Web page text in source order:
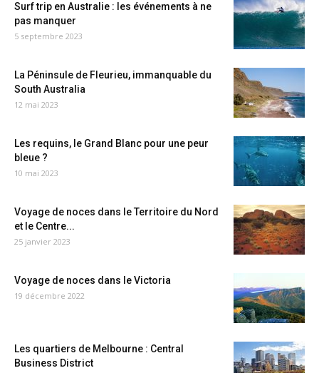
Surf trip en Australie : les événements à ne
pas manquer
5 septembre 2023
La Péninsule de Fleurieu, immanquable du
South Australia
12 mai 2023
Les requins, le Grand Blanc pour une peur
bleue ?
10 mai 2023
Voyage de noces dans le Territoire du Nord
et le Centre...
25 janvier 2023
Voyage de noces dans le Victoria
19 décembre 2022
Les quartiers de Melbourne : Central
Business District